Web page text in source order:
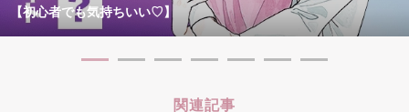
【初心者でも気持ちいい♡】
関連記事